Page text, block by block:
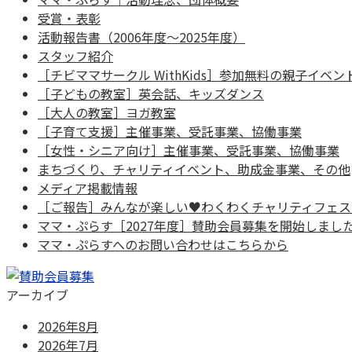
受賞・表彰
活動報告書（2006年度～2025年度）
スタッフ紹介
［チビママサークル WithKids］参加無料の親子イベン
［子どもの教室］英会話、キッズダンス
［大人の教室］ヨガ教室
［子育て支援］主催事業、受託事業、協働事業
［女性・シニア向け］主催事業、受託事業、協働事業
まちづくり、チャリティイベント、助成金事業、その他
メディア掲載情報
［ご報告］みんなが楽しい♥わくわくチャリティフェ
ママ・ぷらす［2027年度］賛助会員募集を開始しまし
ママ・ぷらすへのお問い合わせはこちらから
アーカイブ
2026年8月
2026年7月